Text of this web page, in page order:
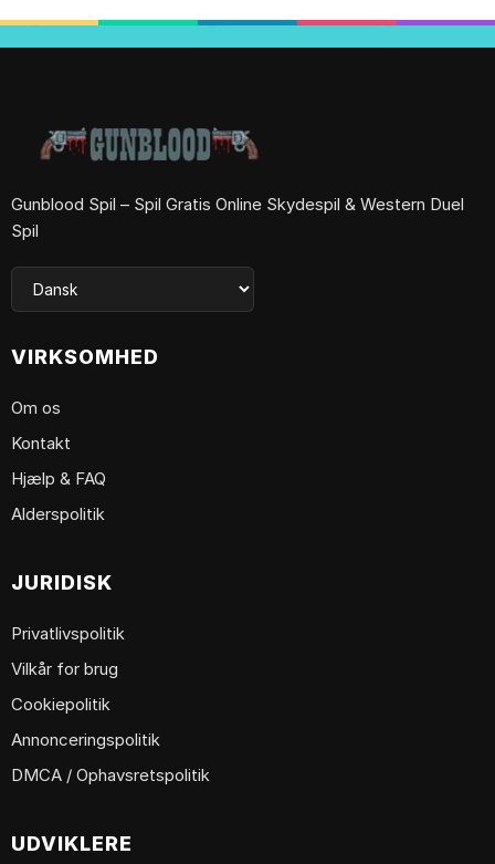
Gunblood Spil – Spil Gratis Online Skydespil & Western Duel
Spil
VIRKSOMHED
Om os
Kontakt
Hjælp & FAQ
Alderspolitik
JURIDISK
Privatlivspolitik
Vilkår for brug
Cookiepolitik
Annonceringspolitik
DMCA / Ophavsretspolitik
UDVIKLERE